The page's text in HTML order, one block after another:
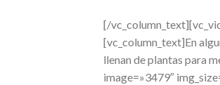
[/
[vc_column_text]En
llenan de plantas para
image=»3479″